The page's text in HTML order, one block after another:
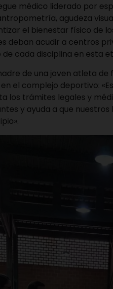
médico liderado por
agudeza
el bienestar físico de
deban acudir a centros
cada disciplina en esta
de una joven atleta
el complejo deportivo:
los trámites legales y
y ayuda a que